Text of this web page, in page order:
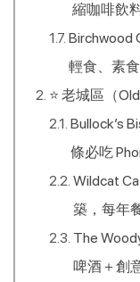
縮咖啡飲
手沖，以
或咖啡豆
非常適合
4910
Birchwood
輕食、素
⭐ 老城區（Old
Bullock’s
條必吃
Weaver Dr
Wildcat
築，每年
📍3904
The
啤酒＋創